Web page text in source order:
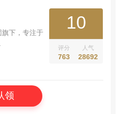
下，专注于
10
评分
763
人气
28692
领